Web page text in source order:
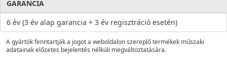
GARANCIA
6 év (3 év alap garancia + 3 év regisztráció esetén)
A gyártók fenntartják a jogot a weboldalon szereplő termékek műszaki
adatainak előzetes bejelentés nélküli megváltoztatására.